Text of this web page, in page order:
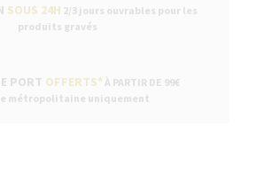
SOUS 24H 2/3 jours ouvrables pour les
produits gravés
PORT OFFERTS* À PARTIR DE 99€
métropolitaine uniquement